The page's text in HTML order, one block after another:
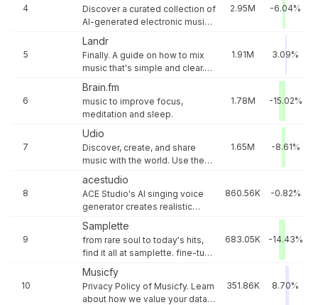
separation and unrivaled clarity.
4
Discover a curated collection of
AI-generated electronic music
on Mureka.ai. All tracks are
royalty-free and perfect for
your projects.
2.95M -6.04%
5
Landr
Finally. A guide on how to mix
music that's simple and clear.
From compression to reverb,
we cover all the points you
need to mix songs right.
1.91M 3.09%
6
Brain.fm
music to improve focus,
meditation and sleep.
1.78M -15.02%
7
Udio
Discover, create, and share
music with the world. Use the
latest technology to create AI
music in seconds.
1.65M -8.61%
8
acestudio
ACE Studio's AI singing voice
generator creates realistic
custom vocals for music
producers and creators.
Generate high-quality vocals
with advanced AI tool!
860.56K -0.82%
9
Samplette
from rare soul to today's hits,
find it all at samplette. fine-tune
your search with powerful
filters to build the perfect
playlist in record time.
683.05K -14.43%
10
Musicfy
Privacy Policy of Musicfy. Learn
about how we value your data
351.86K 8.70%